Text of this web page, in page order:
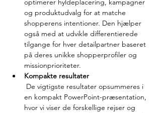
optimerer hyldeplacering, kampagner
og produktudvalg for at matche
shopperens intentioner. Den hjælper
også med at udvikle differentierede
tilgange for hver detailpartner baseret
på deres unikke shopperprofiler og
missionprioriteter.
Kompakte resultater
en kompakt PowerPoint-præsentation,
hvor vi viser de forskellige rejser og